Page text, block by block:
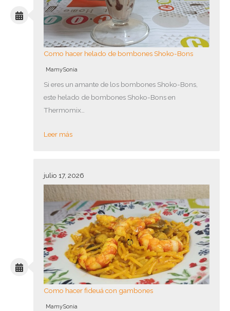
Como hacer helado de bombones Shoko-Bons
MamySonia
Si eres un amante de los bombones Shoko-Bons,
este helado de bombones Shoko-Bons en
Thermomix…
Leer más
julio 17, 2026
Como hacer fideuá con gambones
MamySonia